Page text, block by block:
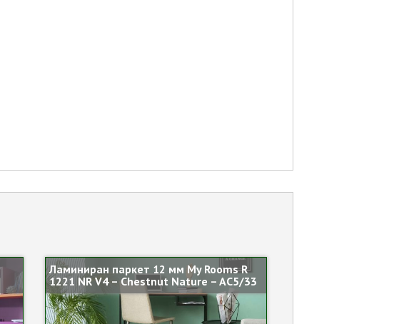
Ламиниран паркет 12 мм My Rooms R
1221 NR V4 – Chestnut Nature – AC5/33